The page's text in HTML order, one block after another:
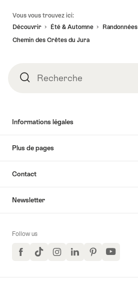
de
Kümmerly+Frey
Vous vous trouvez ici:
Découvrir
Été & Automne
Randonnées
Chemin des Crêtes du Jura
RechercheRecherche
Informations légales
Plus de pages
Contact
Newsletter
Follow us
FacebookTikTokInstagramLinkedInPinterestYouTube